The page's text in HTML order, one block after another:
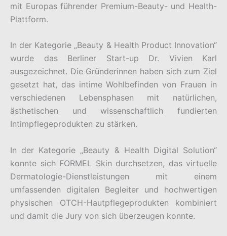
mit Europas führender Premium-Beauty- und Health-
Plattform.
In der Kategorie „Beauty & Health Product Innovation“
wurde das Berliner Start-up Dr. Vivien Karl
ausgezeichnet. Die Gründerinnen haben sich zum Ziel
gesetzt hat, das intime Wohlbefinden von Frauen in
verschiedenen Lebensphasen mit natürlichen,
ästhetischen und wissenschaftlich fundierten
Intimpflegeprodukten zu stärken.
In der Kategorie „Beauty & Health Digital Solution“
konnte sich FORMEL Skin durchsetzen, das virtuelle
Dermatologie-Dienstleistungen mit einem
umfassenden digitalen Begleiter und hochwertigen
physischen OTCH-Hautpflegeprodukten kombiniert
und damit die Jury von sich überzeugen konnte.